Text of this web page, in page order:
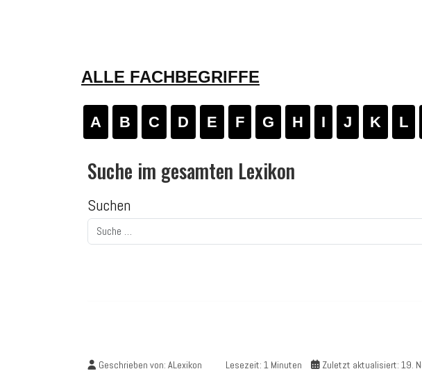
ALLE FACHBEGRIFFE
A B C D E F G H I J K L
Suche im gesamten Lexikon
Suchen
Geschrieben von: ALexikon Lesezeit: 1 Minuten Zuletzt aktualisiert: 19.